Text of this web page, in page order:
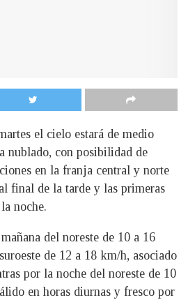
el cielo estará de medio
nublado, con posibilidad de
en la franja central y norte
final de la tarde y las primeras
noche.
del noreste de 10 a 16
de 12 a 18 km/h, asociado
por la noche del noreste de 10
en horas diurnas y fresco por